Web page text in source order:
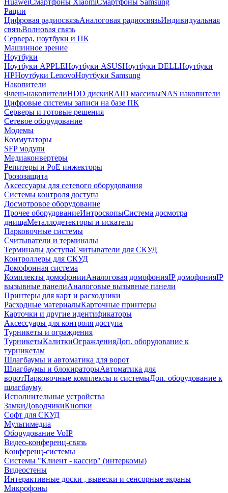
HuaweiСмартфоны XiaomiСмартфоны Samsung
Рации
Цифровая радиосвязьАналоговая радиосвязьИндивидуальная
связьВолновая связь
Сервера, ноутбуки и ПК
Машинное зрение
Ноутбуки
Ноутбуки APPLEНоутбуки ASUSНоутбуки DELLНоутбуки
HPНоутбуки LenovoНоутбуки Samsung
Накопители
Флеш-накопителиHDD дискиRAID массивыNAS накопители
Цифровые системы записи на базе ПК
Серверы и готовые решения
Сетевое оборудование
Модемы
Коммутаторы
SFP модули
Медиаконвертеры
Репитеры и PoE инжекторы
Грозозащита
Аксессуары для сетевого оборудования
Системы контроля доступа
Досмотровое оборудование
Прочее оборудованиеИнтроскопыСистема досмотра
днищаМеталлодетекторы и искатели
Парковочные системы
Считыватели и терминалы
Терминалы доступаСчитыватели для СКУД
Контроллеры для СКУД
Домофонная система
Комплекты домофонииАналоговая домофонияIP домофонияIP
вызывные панелиАналоговые вызывные панели
Принтеры для карт и расходники
Расходные материалыКарточные принтеры
Карточки и другие идентификаторы
Аксессуары для контроля доступа
Турникеты и ограждения
ТурникетыКалиткиОгражденияДоп. оборудование к
турникетам
Шлагбаумы и автоматика для ворот
Шлагбаумы и блокираторыАвтоматика для
воротПарковочные комплексы и системыДоп. оборудование к
шлагбауму
Исполнительные устройства
ЗамкиДоводчикиКнопки
Софт для СКУД
Мультимедиа
Оборудование VoIP
Видео-конференц-связь
Конференц-системы
Системы "Клиент - кассир" (интеркомы)
Видеостены
Интерактивные доски , вывески и сенсорные экраны
Микрофоны